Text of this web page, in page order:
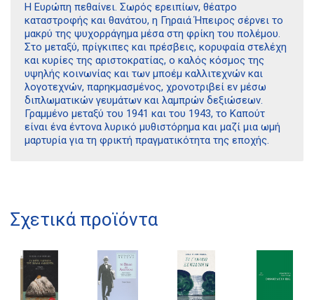
Η Ευρώπη πεθαίνει. Σωρός ερειπίων, θέατρο
καταστροφής και θανάτου, η Γηραιά Ήπειρος σέρνει το
μακρύ της ψυχορράγημα μέσα στη φρίκη του πολέμου.
Στο μεταξύ, πρίγκιπες και πρέσβεις, κορυφαία στελέχη
και κυρίες της αριστοκρατίας, ο καλός κόσμος της
υψηλής κοινωνίας και των μποέμ καλλιτεχνών και
λογοτεχνών, παρηκμασμένος, χρονοτριβεί εν μέσω
διπλωματικών γευμάτων και λαμπρών δεξιώσεων.
Γραμμένο μεταξύ του 1941 και του 1943, το Καπούτ
είναι ένα έντονα λυρικό μυθιστόρημα και μαζί μια ωμή
μαρτυρία για τη φρικτή πραγματικότητα της εποχής.
Σχετικά προϊόντα
21 1750 8340
kombrai.bs@gmail.com
Πολιτική προστασίας δεδομένων